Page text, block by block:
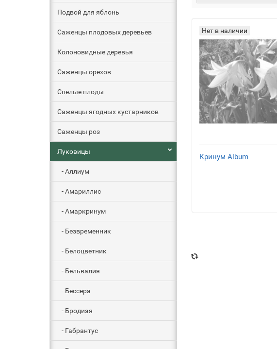
Подвой для яблонь
Саженцы плодовых деревьев
Колоновидные деревья
Саженцы орехов
Спелые плоды
Саженцы ягодных кустарников
Саженцы роз
Луковицы
- Аллиум
- Амариллис
- Амаркринум
- Безвременник
- Белоцветник
- Бельвалия
- Бессера
- Бродиэя
- Габрантус
Нет в наличии
Кринум Album